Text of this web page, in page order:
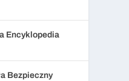
Encyklopedia
Bezpieczny